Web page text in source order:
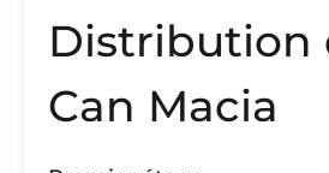
Distribution
Can Macia